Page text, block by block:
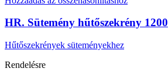
HR. Sütemény hűtőszekrény 1200
Hűtőszekrények süteményekhez
Rendelésre